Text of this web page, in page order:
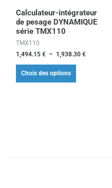
Calculateur-intégrateur
de pesage DYNAMIQUE
série TMX110
TMX110
1,494.15 € – 1,938.30 €
Choix des options
Les
options
être
choisies